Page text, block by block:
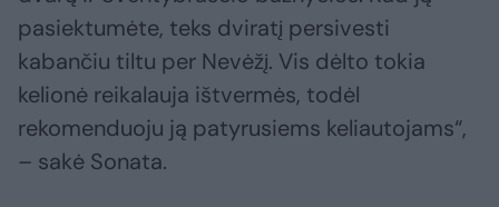
pasiektumėte, teks dviratį persivesti
kabančiu tiltu per Nevėžį. Vis dėlto tokia
kelionė reikalauja ištvermės, todėl
rekomenduoju ją patyrusiems keliautojams“,
– sakė Sonata.